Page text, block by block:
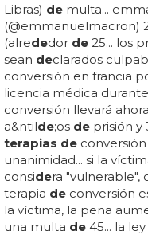
Libras) de multa...
(@emmanuelmacron)
(alrededor de 25... los
sean declarados
conversión en francia
licencia médica
conversión llevará
a&ntilde;os de prisión y
terapias de
unanimidad... si la
considera "vulnerable",
terapia de conversión
la víctima, la pena
una multa de 45... la